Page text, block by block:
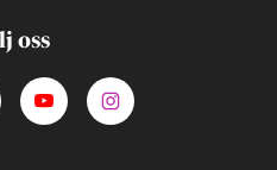
oss
youtubeinstagram